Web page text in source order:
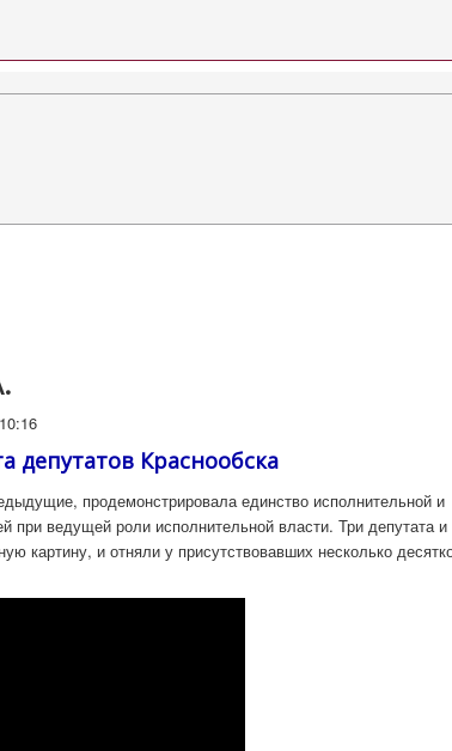
депутатов Краснообска
продемонстрировала единство исполнительной и
при ведущей роли исполнительной власти. Три депутата и
картину, и отняли у присутствовавших несколько